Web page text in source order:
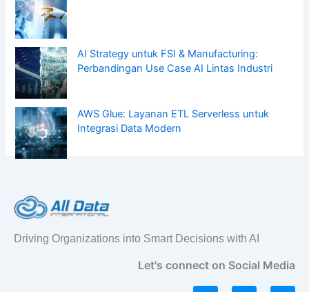
AI Strategy untuk FSI & Manufacturing:
Perbandingan Use Case AI Lintas Industri
AWS Glue: Layanan ETL Serverless untuk
Integrasi Data Modern
Driving Organizations into Smart Decisions with AI
Let's connect on Social Media